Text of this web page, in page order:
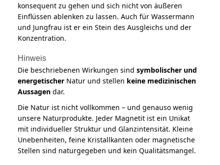
konsequent zu gehen und sich nicht von äußeren
Einflüssen ablenken zu lassen. Auch für Wassermann
und Jungfrau ist er ein Stein des Ausgleichs und der
Konzentration.
Hinweis
Die beschriebenen Wirkungen sind symbolischer und
energetischer Natur und stellen keine medizinischen
Aussagen dar.
Die Natur ist nicht vollkommen – und genauso wenig
unsere Naturprodukte. Jeder Magnetit ist ein Unikat
mit individueller Struktur und Glanzintensität. Kleine
Unebenheiten, feine Kristallkanten oder magnetische
Stellen sind naturgegeben und kein Qualitätsmangel.